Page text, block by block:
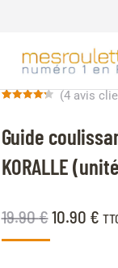
Guide
KORALLE
19.90€10.90 €
basé sur
notations
(4 avis